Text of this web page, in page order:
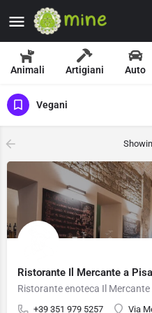
Animali Artigiani Auto
Vegani
Ristorante Il Mercante a Pisa
Ristorante enoteca Il Mercante
+39 351 979 5257 Via